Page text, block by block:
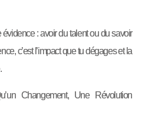
: avoir du talent ou du savoir
c’est l’impact que tu dégages et la
Changement, Une Révolution